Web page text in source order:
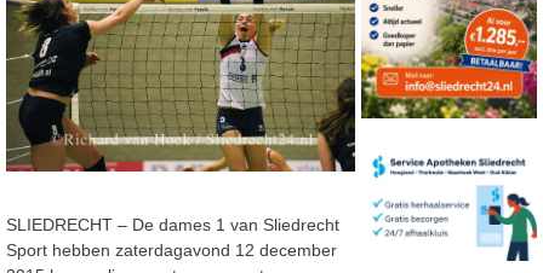
SLIEDRECHT – De dames 1 van Sliedrecht
Sport hebben zaterdagavond 12 december